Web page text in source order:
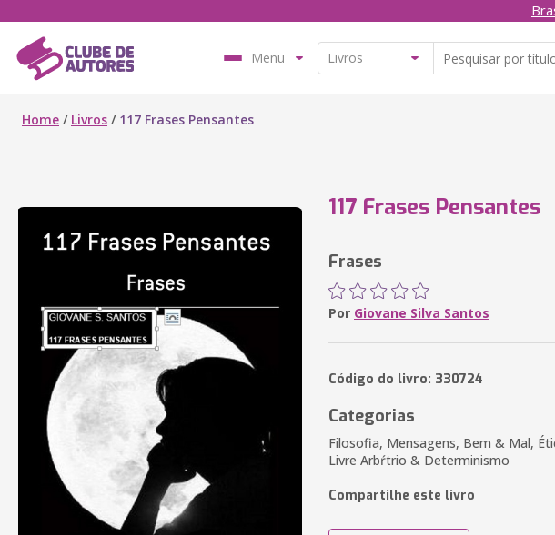
Menu
Home / Livros / 117 Frases Pensantes
117 Frases Pensantes
Frases
Por Giovane Silva Santos
Código do livro: 330724
Categorias
Filosofia, Mensagens, Bem & Mal,
Livre Arbŕtrio & Determinismo
Compartilhe este livro